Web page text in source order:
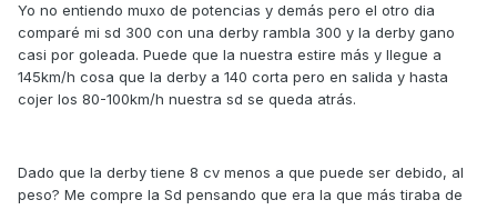
Yo no entiendo muxo de potencias y demás pero el otro dia
comparé mi sd 300 con una derby rambla 300 y la derby gano
casi por goleada. Puede que la nuestra estire más y llegue a
145km/h cosa que la derby a 140 corta pero en salida y hasta
cojer los 80-100km/h nuestra sd se queda atrás.
Dado que la derby tiene 8 cv menos a que puede ser debido, al
peso? Me compre la Sd pensando que era la que más tiraba de